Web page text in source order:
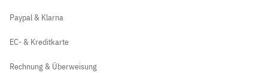
Paypal & Klarna
EC- & Kreditkarte
Rechnung & Überweisung